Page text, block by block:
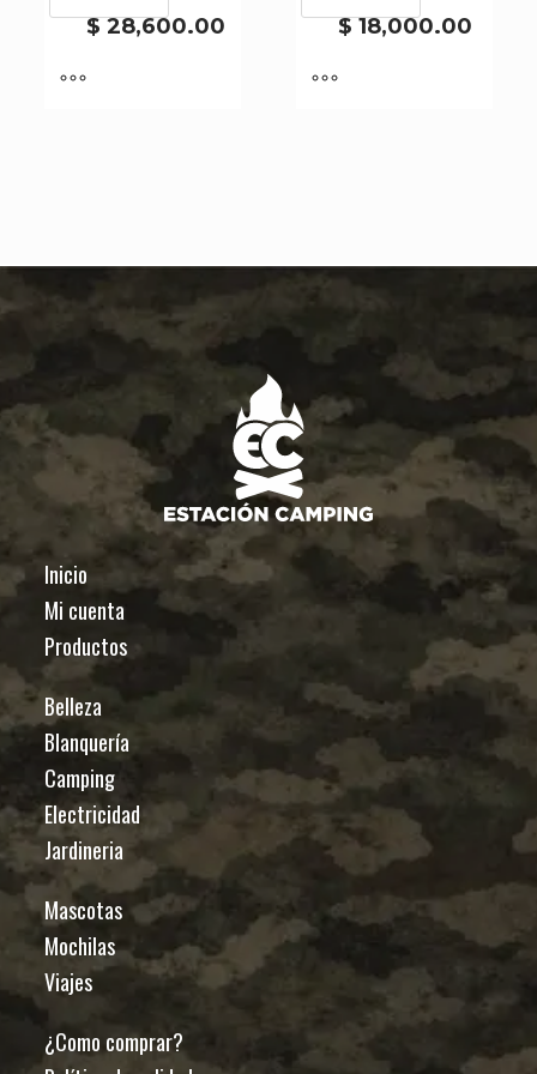
$28,600.00
3052-
cantidad
$18,000.00
7822-
cantidad
Inicio
Mi cuenta
Productos
Belleza
Blanquería
Camping
Electricidad
Jardineria
Mascotas
Mochilas
Viajes
¿Como comprar?